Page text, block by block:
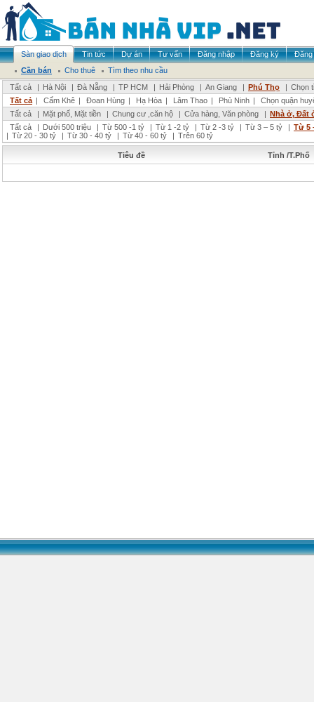
Sàn giao dịch Tin tức Dự án Tư vấn Đăng nhập Đăng ký
Đăng
Cần bán
Cho thuê
Tìm theo nhu cầu
Tất cả
| Hà Nội | Đà Nẵng | TP HCM | Hải Phòng | An Giang | Phú Thọ | Chọn
Tất cả | Cẩm Khê | Đoan Hùng | Hạ Hòa | Lâm Thao | Phù Ninh |
Chọn quận
Tất cả
| Mặt phố, Mặt tiền | Chung cư ,căn hộ | Cửa hàng, Văn phòng | Nhà ở, Đất
Tất cả
| Dưới 500 triệu | Từ 500 -1 tỷ | Từ 1 -2 tỷ | Từ 2 -3 tỷ | Từ 3 – 5 tỷ | Từ 5
| Từ 20 - 30 tỷ | Từ 30 - 40 tỷ | Từ 40 - 60 tỷ | Trên 60 tỷ
Tiêu đề Tỉnh /T.Phố